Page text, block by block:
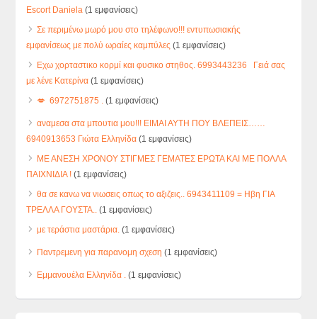
Escort Daniela (1 εμφανίσεις)
Σε περιμένω μωρό μου στο τηλέφωνο!!! εντυπωσιακής
εμφανίσεως με πολύ ωραίες καμπύλες (1 εμφανίσεις)
Εχω χορταστικο κορμί και φυσικο στηθος. 6993443236 Γειά σας
με λένε Κατερίνα (1 εμφανίσεις)
💋 6972751875 .
(1 εμφανίσεις)
αναμεσα στα μπουτια μου!!! ΕΙΜΑΙ ΑΥΤΗ ΠΟΥ ΒΛΕΠΕΙΣ……
6940913653 Γιώτα Ελληνίδα (1 εμφανίσεις)
ΜΕ ΑΝΕΣΗ ΧΡΟΝΟΥ ΣΤΙΓΜΕΣ ΓΕΜΑΤΕΣ ΕΡΩΤΑ ΚΑΙ ΜΕ ΠΟΛΛΑ
ΠΑΙΧΝΙΔΙΑ ! (1 εμφανίσεις)
θα σε κανω να νιωσεις οπως το αξιζεις.. 6943411109 = Hβη ΓΙΑ
ΤΡΕΛΛΑ ΓΟΥΣΤΑ..
(1 εμφανίσεις)
με τεράστια μαστάρια. (1 εμφανίσεις)
Παντρεμενη για παρανομη σχεση (1 εμφανίσεις)
Εμμανουέλα Ελληνίδα . (1 εμφανίσεις)